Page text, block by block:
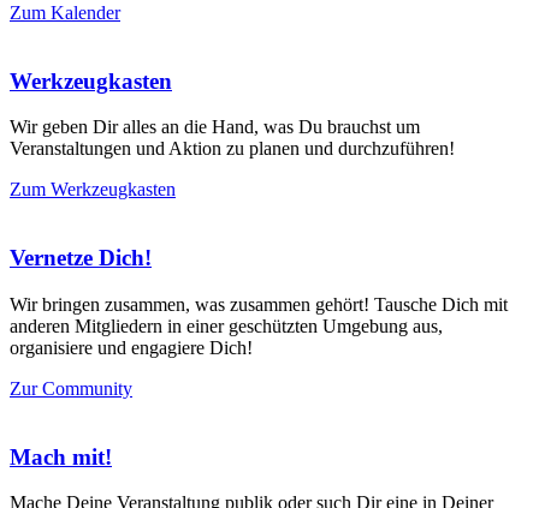
Zum Kalender
Werkzeugkasten
Wir geben Dir alles an die Hand, was Du brauchst um
Veranstaltungen und Aktion zu planen und durchzuführen!
Zum Werkzeugkasten
Vernetze Dich!
Wir bringen zusammen, was zusammen gehört! Tausche Dich mit
anderen Mitgliedern in einer geschützten Umgebung aus,
organisiere und engagiere Dich!
Zur Community
Mach mit!
Mache Deine Veranstaltung publik oder such Dir eine in Deiner